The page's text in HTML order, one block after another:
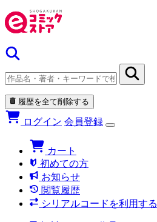
履歴を全て削除する
ログイン 会員登録
カート
初めての方
お知らせ
閲覧履歴
シリアルコードを利用する